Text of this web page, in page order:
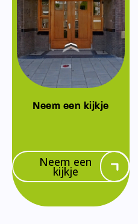
Neem een kijkje
Neem een
kijkje